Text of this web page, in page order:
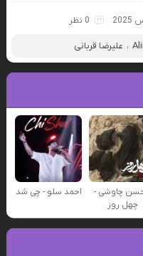
0 نظر
، علیرضا قربانی
چاوشی -
چهل روز
احمد سلو - چی شد